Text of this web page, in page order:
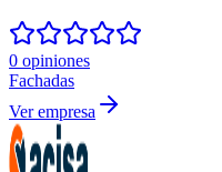
0 opiniones
Fachadas
Ver empresa